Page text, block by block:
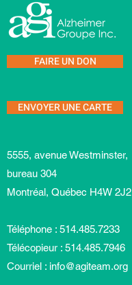
FAIRE UN DON
ENVOYER UNE CARTE
5555, avenue Westminster,
bureau 304
Montréal, Québec H4W 2J2
Téléphone : 514.485.7233
Télécopieur : 514.485.7946
Courriel : info@agiteam.org